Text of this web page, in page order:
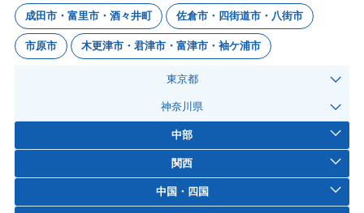
成田市・富里市・酒々井町 佐倉市・四街道市・八街市
市原市 木更津市・君津市・富津市・袖ケ浦市
東京都
神奈川県
中部
関西
中国・四国